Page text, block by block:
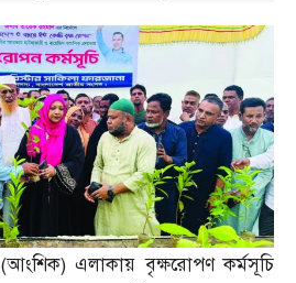
(আংশিক)এলাকায় বৃক্ষরোপণ কর্মসূচি